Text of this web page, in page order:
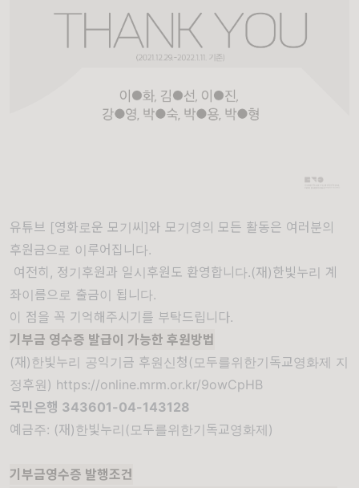
유튜브 [영화로운 모기씨]와 모기영의 모든 활동은 여러분의
후원금으로 이루어집니다.
여전히, 정기후원과 일시후원도 환영합니다.(재)한빛누리 계
좌이름으로 출금이 됩니다.
이 점을 꼭 기억해주시기를 부탁드립니다.
기부금 영수증 발급이 가능한 후원방법
(재)한빛누리 공익기금 후원신청(모두를위한기독교영화제 지
정후원) https://online.mrm.or.kr/9owCpHB
국민은행 343601-04-143128
예금주: (재)한빛누리(모두를위한기독교영화제)
기부금영수증 발행조건